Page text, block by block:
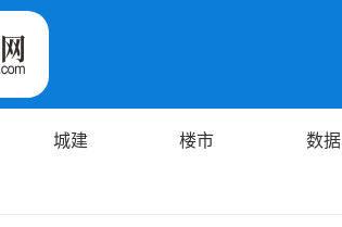
城建 楼市 数据